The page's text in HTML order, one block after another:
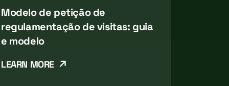
Modelo de petição de
regulamentação de visitas: guia
e modelo
LEARN MORE